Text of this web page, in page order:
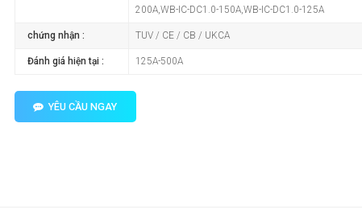
200A,WB-IC-DC1.0-150A,WB-IC-DC1.0-125A
chứng nhận : TUV / CE / CB / UKCA
Đánh giá hiện tại : 125A-500A
YÊU CẦU NGAY